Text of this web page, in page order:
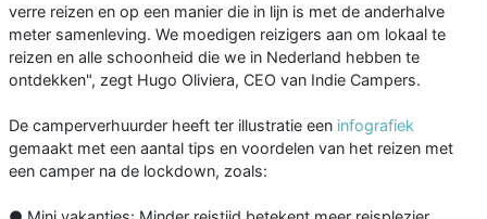
verre reizen en op een manier die in lijn is met de anderhalve
meter samenleving. We moedigen reizigers aan om lokaal te
reizen en alle schoonheid die we in Nederland hebben te
ontdekken", zegt Hugo Oliviera, CEO van Indie Campers.
De camperverhuurder heeft ter illustratie een infografiek
gemaakt met een aantal tips en voordelen van het reizen met
een camper na de lockdown, zoals: